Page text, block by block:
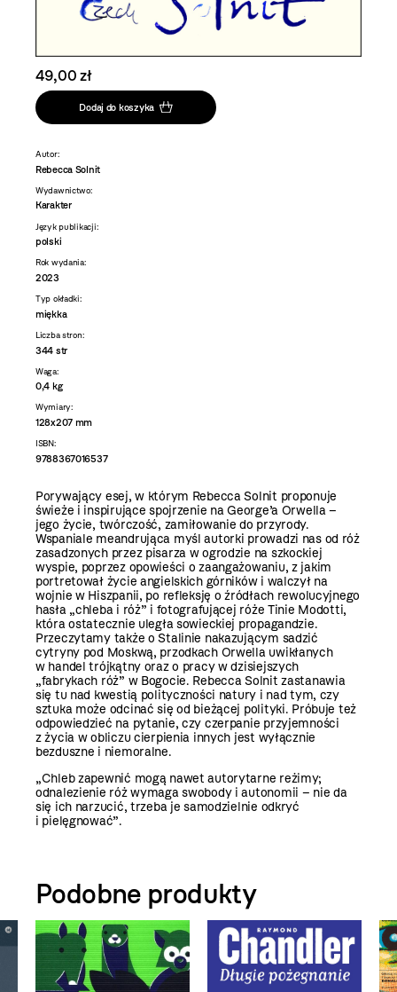
49,00 zł
Dodaj do koszyka
Autor:
Rebecca Solnit
Wydawnictwo:
Karakter
Język publikacji:
polski
Rok wydania:
2023
Typ okładki:
miękka
Liczba stron:
344 str
Waga:
0,4 kg
Wymiary:
128x207 mm
ISBN:
9788367016537
Porywający esej, w którym Rebecca Solnit proponuje
świeże i inspirujące spojrzenie na George’a Orwella –
jego życie, twórczość, zamiłowanie do przyrody.
Wspaniale meandrująca myśl autorki prowadzi nas od róż
zasadzonych przez pisarza w ogrodzie na szkockiej
wyspie, poprzez opowieści o zaangażowaniu, z jakim
portretował życie angielskich górników i walczył na
wojnie w Hiszpanii, po refleksję o źródłach rewolucyjnego
hasła „chleba i róż” i fotografującej róże Tinie Modotti,
która ostatecznie uległa sowieckiej propagandzie.
Przeczytamy także o Stalinie nakazującym sadzić
cytryny pod Moskwą, przodkach Orwella uwikłanych
w handel trójkątny oraz o pracy w dzisiejszych
„fabrykach róż” w Bogocie. Rebecca Solnit zastanawia
się tu nad kwestią polityczności natury i nad tym, czy
sztuka może odcinać się od bieżącej polityki. Próbuje też
odpowiedzieć na pytanie, czy czerpanie przyjemności
z życia w obliczu cierpienia innych jest wyłącznie
bezduszne i niemoralne.
„Chleb zapewnić mogą nawet autorytarne reżimy;
odnalezienie róż wymaga swobody i autonomii – nie da
się ich narzucić, trzeba je samodzielnie odkryć
i pielęgnować”.
Podobne produkty